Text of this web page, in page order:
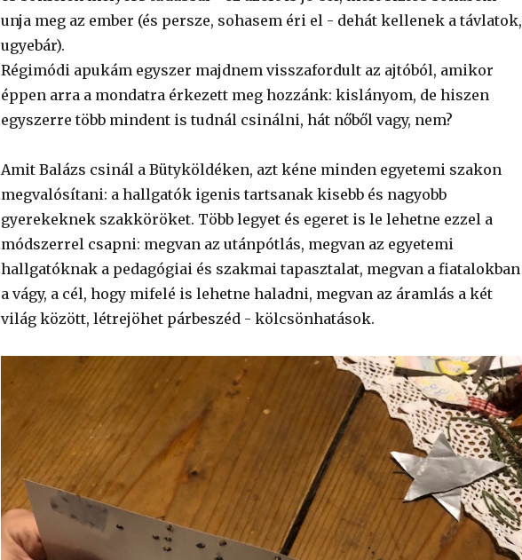
unja meg az ember (és persze, sohasem éri el - dehát kellenek a távlatok,
ugyebár).
Régimódi apukám egyszer majdnem visszafordult az ajtóból, amikor
éppen arra a mondatra érkezett meg hozzánk: kislányom, de hiszen
egyszerre több mindent is tudnál csinálni, hát nőből vagy, nem?
Amit Balázs csinál a Bütyköldéken, azt kéne minden egyetemi szakon
megvalósítani: a hallgatók igenis tartsanak kisebb és nagyobb
gyerekeknek szakköröket. Több legyet és egeret is le lehetne ezzel a
módszerrel csapni: megvan az utánpótlás, megvan az egyetemi
hallgatóknak a pedagógiai és szakmai tapasztalat, megvan a fiatalokban
a vágy, a cél, hogy mifelé is lehetne haladni, megvan az áramlás a két
világ között, létrejöhet párbeszéd - kölcsönhatások.